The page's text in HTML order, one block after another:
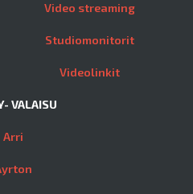
Video streaming
Studiomonitorit
Videolinkit
VALAISU
Arri